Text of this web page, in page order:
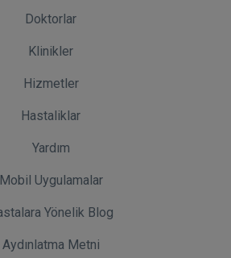
Doktorlar
Klinikler
Hizmetler
Hastaliklar
Yardım
Mobil Uygulamalar
Yönelik Blog
Aydınlatma Metni